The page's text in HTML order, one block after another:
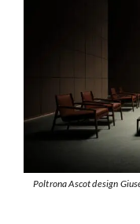
Poltrona Ascot design